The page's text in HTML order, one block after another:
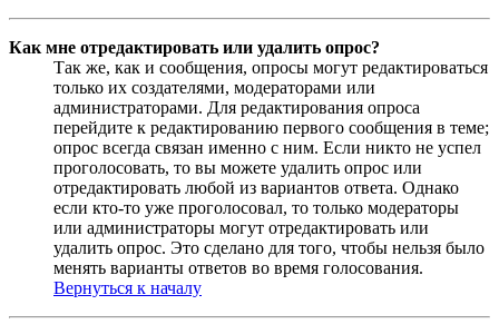
Как мне отредактировать или удалить опрос?
Так же, как и сообщения, опросы могут редактироваться
только их создателями, модераторами или
администраторами. Для редактирования опроса
перейдите к редактированию первого сообщения в теме;
опрос всегда связан именно с ним. Если никто не успел
проголосовать, то вы можете удалить опрос или
отредактировать любой из вариантов ответа. Однако
если кто-то уже проголосовал, то только модераторы
или администраторы могут отредактировать или
удалить опрос. Это сделано для того, чтобы нельзя было
менять варианты ответов во время голосования.
Вернуться к началу